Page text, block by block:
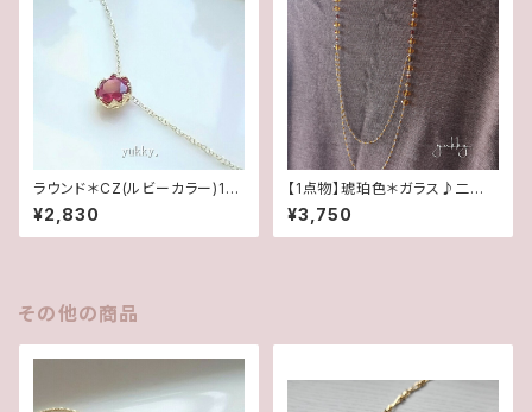
ラウンド＊CZ(ルビーカラー)14
Kgfネックレス
¥2,830
【1点物】琥珀色＊ガラス♪二連
ロングネックレス
¥3,750
その他の商品